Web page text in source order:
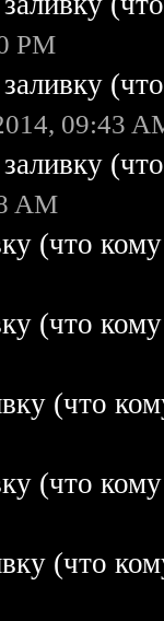
PM
09:43
AM
(что
(что
(что
(что
(что